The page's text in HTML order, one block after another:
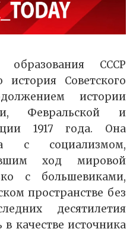
СССР
история Советского
истории
Февральской и
1917 года. Она
с социализмом,
ход мировой
с большевиками,
пространстве без
десятилетия
качестве источника